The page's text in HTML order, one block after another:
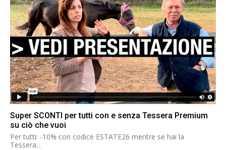
Super SCONTI per tutti con e senza Tessera Premium
su ciò che vuoi
Per tutti: -10% con codice ESTATE26 mentre se hai la
Tessera...